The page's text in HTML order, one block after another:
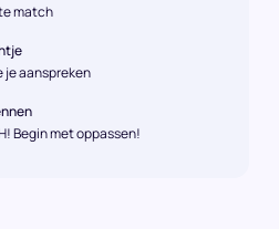
match
je aanspreken
Begin met oppassen!